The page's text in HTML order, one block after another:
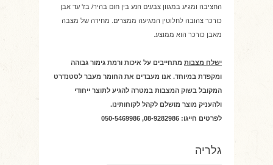
החציבה ומגיע במגוון צבעים הנע בין חום בהיר/ בז' עד אבן
כורכר צהובה לחלוטין המגיעה ממצרים. מחירה של מצבה
מאבן כורכר הוא ממוצע.
ישלח מצבות מתחייבים על איכות ורמת גימור גבוהה
ומקפדת במיוחד. אנו מעבדים את החומר מעבר לסטנדרט
המקובל בשוק המצבות במטרה להגיע לתוצר ייחודי
ולהעניק מוצר מושלם לקהל לקוחותינו.
לפרטים חייגו: 08-9282986, 050-5469986
גלריה